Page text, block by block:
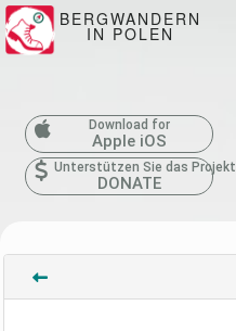
BERGWANDERN
IN POLEN
Download for
Apple iOS
Unterstützen Sie das Projekt
DONATE